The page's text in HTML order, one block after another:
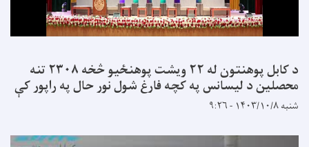
د کابل پوهنتون له ۲۲ ویشت پوهنځیو څخه ۲۳۰۸ تنه
محصلین د لیسانس په کچه فارغ شول نور حال په راپور کې
شنبه ۱۴۰۳/۱۰/۸ - ۹:۲۶